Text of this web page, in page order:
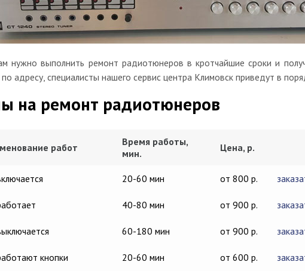
нужно выполнить ремонт радиотюнеров в кротчайшие сроки и
адресу, специалисты нашего сервис центра Климовск приведут в
на ремонт радиотюнеров
работ
Время работы,
мин.
Цена, р.
20-60 мин от 800 р.
40-80 мин от 900 р.
60-180 мин от 900 р.
кнопки 20-60 мин от 600 р.